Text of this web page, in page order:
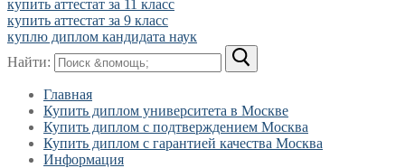
купить аттестат за 11 класс
купить аттестат за 9 класс
куплю диплом кандидата наук
Найти:
Главная
Купить диплом университета в Москве
Купить диплом с подтверждением Москва
Купить диплом с гарантией качества Москва
Информация